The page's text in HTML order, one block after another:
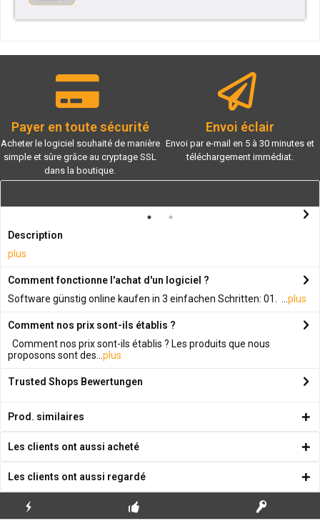
Payer en toute sécurité
Acheter le logiciel souhaité de manière
simple et sûre grâce au cryptage SSL
dans la boutique.
Envoi éclair
Envoi par e-mail en 5 à 30 minutes et
téléchargement immédiat.
Description
plus
Comment fonctionne l'achat d'un logiciel ?
Software günstig online kaufen in 3 einfachen Schritten: 01. ... plus
Comment nos prix sont-ils établis ?
Comment nos prix sont-ils établis ? Les produits que nous
proposons sont des... plus
Trusted Shops Bewertungen
Prod. similaires
Les clients ont aussi acheté
Les clients ont aussi regardé